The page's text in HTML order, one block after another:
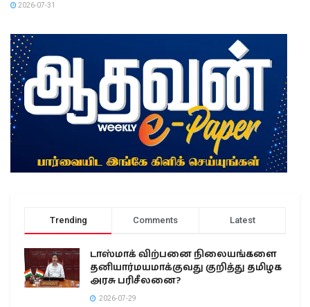
2026-07-31
Trending Comments Latest
டாஸ்மாக் விற்பனை நிலையங்களை
தனியார்மயமாக்குவது குறித்து தமிழக
அரசு பரிசீலனை?
2026-07-29